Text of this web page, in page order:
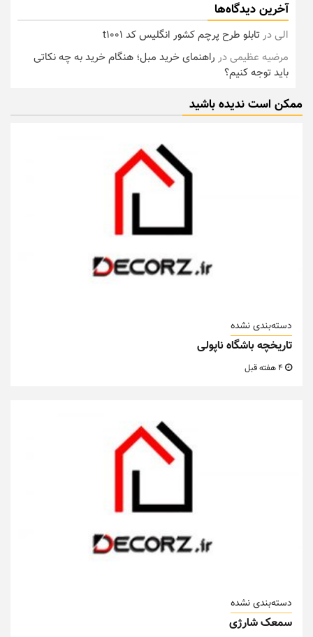
آخرین دیدگاه‌ها
الیدرتابلو طرح پرچم کشور انگلیس کد t1001
مرضیه عظیمیدر راهنمای خرید مبل؛ هنگام خرید به چه نکاتی
باید توجه کنیم؟
ممکن است ندیده باشید
دسته‌بندی نشده
تاریخچه باشگاه ناپولی
دسته‌بندی نشده
سمعک شارژی